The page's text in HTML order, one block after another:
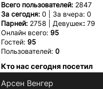
Всего пользователей: 2847
За сегодня: 0 | За вчера: 0
Парней: 2758 | Девушек: 79
Онлайн всего: 95
Гостей: 95
Пользователей: 0
Кто нас сегодня посетил
Арсен Венгер